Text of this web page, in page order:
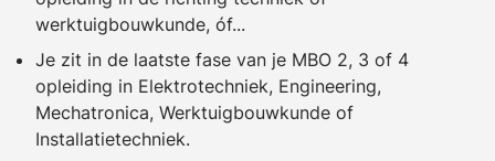
werktuigbouwkunde, óf...
Je zit in de laatste fase van je MBO 2, 3 of 4
opleiding in Elektrotechniek, Engineering,
Mechatronica, Werktuigbouwkunde of
Installatietechniek.